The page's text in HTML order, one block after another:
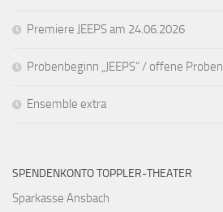
Premiere JEEPS am 24.06.2026
Probenbeginn „JEEPS“ / offene Proben
Ensemble extra
SPENDENKONTO TOPPLER-THEATER
Sparkasse Ansbach